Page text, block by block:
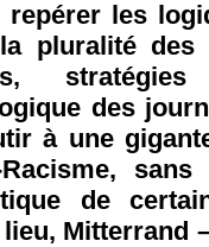
les
pluralité des
stratégies
des
à une
sans
de
Mitterrand